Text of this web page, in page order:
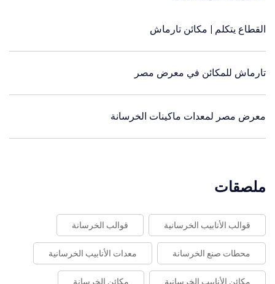
القطاع يتكلم | مكائن تارماش
تارماش للمكائن في معرض مصر
معرض مصر لمعدات ماكينات الخرسانة
ملصقات
قوالب الأنابيب الخرسانية قوالب الخرسانة
محطات صنع الخرسانة معدات الأنابيب الخرسانية
مكائن الأنابيب الخرسانية مكائن الخرسانة